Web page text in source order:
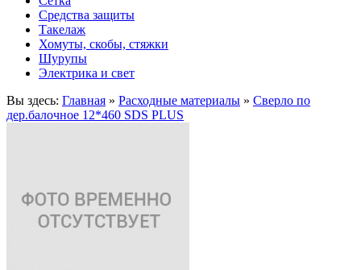
Средства защиты
Такелаж
Хомуты, скобы, стяжки
Шурупы
Электрика и свет
Вы здесь: Главная » Расходные материалы » Сверло по
дер.балочное 12*460 SDS PLUS